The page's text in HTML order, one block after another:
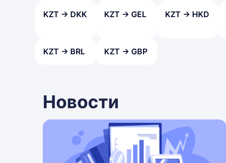
KZT → DKK KZT → GEL KZT → HKD
KZT → BRL KZT → GBP
Новости